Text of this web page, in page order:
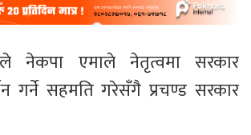
नेकपा एमाले नेतृत्वमा सरकार
गर्ने सहमति गरेसँगै प्रचण्ड सरकार